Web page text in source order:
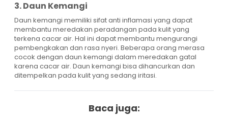
3. Daun Kemangi
Daun kemangi memiliki sifat anti inflamasi yang dapat
membantu meredakan peradangan pada kulit yang
terkena cacar air. Hal ini dapat membantu mengurangi
pembengkakan dan rasa nyeri. Beberapa orang merasa
cocok dengan daun kemangi dalam meredakan gatal
karena cacar air. Daun kemangi bisa dihancurkan dan
ditempelkan pada kulit yang sedang iritasi.
Baca juga: